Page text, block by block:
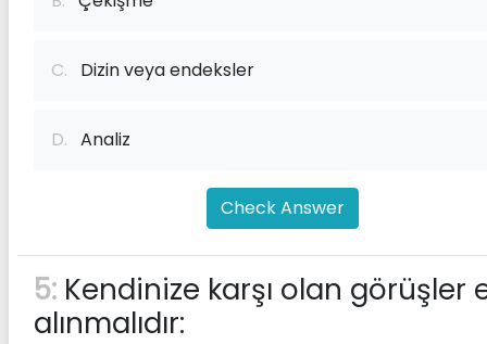
C. Dizin veya endeksler
D. Analiz
Check Answer
5: Kendinize karşı olan görüşler
alınmalıdır: